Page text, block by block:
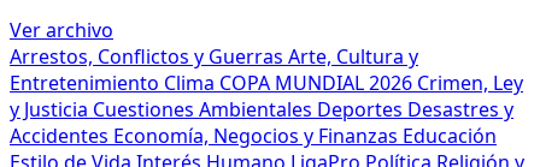
Ver archivo
Arrestos, Conflictos y Guerras Arte, Cultura y
Entretenimiento Clima COPA MUNDIAL 2026 Crimen, Ley
y Justicia Cuestiones Ambientales Deportes Desastres y
Accidentes Economía, Negocios y Finanzas Educación